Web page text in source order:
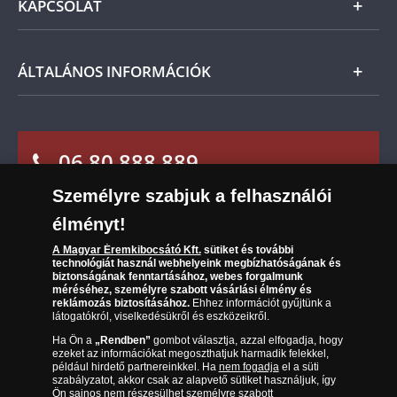
visszaküldheti. A
mennyiben időközben kifizette a
termék árát, akkor azt visszatérítjük Önnek.
Magyar
KAPCSOLAT
Ügyfélszolgálat
Leiratkozás a hírlevélről
ÁLTALÁNOS INFORMÁCIÓK
Sütik (cookies) használata
Süti (cookies)Beállítások
Társaságunkról
Az érmék és érmek ára és értéke
Gyakran ismételt kérdések
Adatkezelés
06 80 888 889
(díjmentesen hívható hétfőtől csütörtökig 9.00 és 17.00
óra között, péntekenként 9.00 és 15.00 óra között)
Személyre szabjuk a felhasználói
élményt!
A Magyar Éremkibocsátó Kft.sütiket és további
technológiát használ webhelyeink megbízhatóságának és
biztonságának fenntartásához, webes forgalmunk
méréséhez, személyre szabott vásárlási élmény és
reklámozás biztosításához.Ehhez információt gyűjtünk a
látogatókról, viselkedésükről és eszközeikről.
Ha Ön a „Rendben”gombot választja, azzal elfogadja, hogy
ezeket az információkat megoszthatjuk harmadik felekkel,
például hirdető partnereinkkel. Ha nem fogadjael a süti
szabályzatot, akkor csak az alapvető sütiket használjuk, így
Ön sajnos nem részesülhet személyre szabott